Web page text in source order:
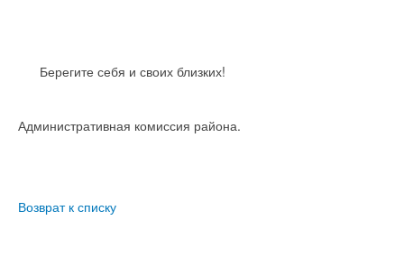
Берегите себя и своих близких!
Административная комиссия района.
Возврат к списку